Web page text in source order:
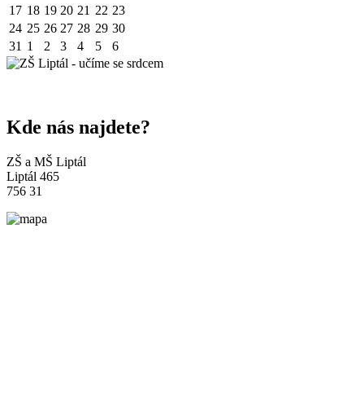
17 18 19 20 21 22 23
24 25 26 27 28 29 30
31 1 2 3 4 5 6
Kde nás najdete?
ZŠ a MŠ Liptál
Liptál 465
756 31